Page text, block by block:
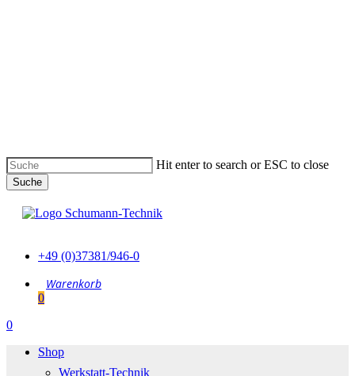
Hit enter to search or ESC to close
Suche
schließen
+49 (0)37381/946-0
0
Menu
0
Shop
Werkstatt-Technik